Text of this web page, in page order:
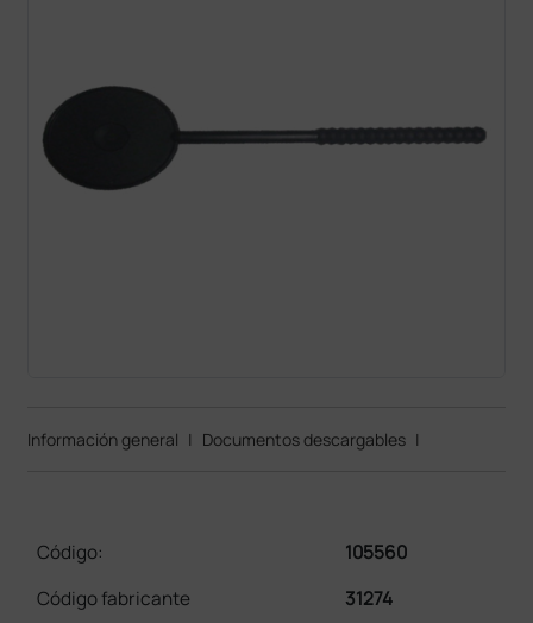
Información general | Documentos descargables |
Código:
105560
Código fabricante
31274